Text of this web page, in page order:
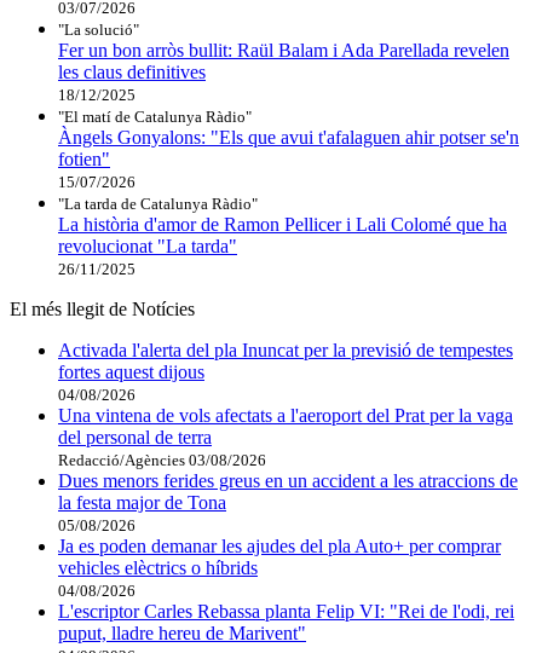
03/07/2026
"La solució"
Fer un bon arròs bullit: Raül Balam i Ada Parellada revelen
les claus definitives
18/12/2025
"El matí de Catalunya Ràdio"
Àngels Gonyalons: "Els que avui t'afalaguen ahir potser se'n
fotien"
15/07/2026
"La tarda de Catalunya Ràdio"
La història d'amor de Ramon Pellicer i Lali Colomé que ha
revolucionat "La tarda"
26/11/2025
El més llegit de Notícies
Activada l'alerta del pla Inuncat per la previsió de tempestes
fortes aquest dijous
04/08/2026
Una vintena de vols afectats a l'aeroport del Prat per la vaga
del personal de terra
Redacció/Agències 03/08/2026
Dues menors ferides greus en un accident a les atraccions de
la festa major de Tona
05/08/2026
Ja es poden demanar les ajudes del pla Auto+ per comprar
vehicles elèctrics o híbrids
04/08/2026
L'escriptor Carles Rebassa planta Felip VI: "Rei de l'odi, rei
puput, lladre hereu de Marivent"